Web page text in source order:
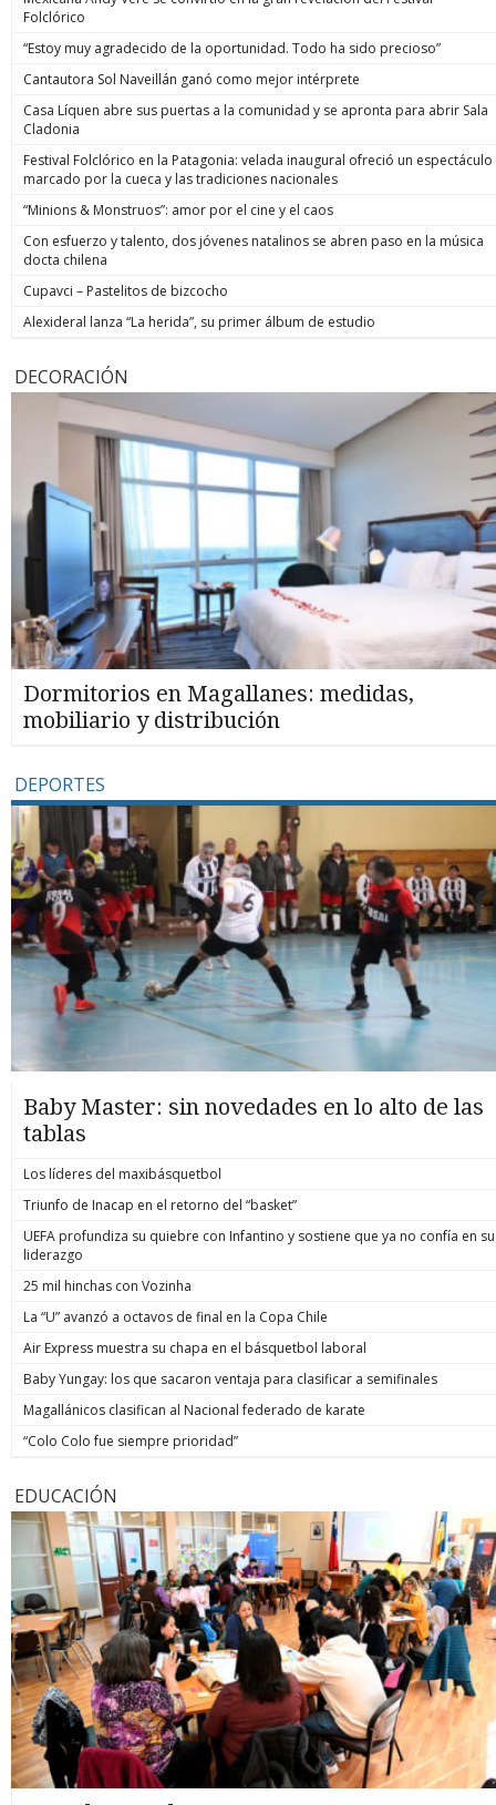
Folclórico
“Estoy muy agradecido de la oportunidad. Todo ha sido precioso”
Cantautora Sol Naveillán ganó como mejor intérprete
Casa Líquen abre sus puertas a la comunidad y se apronta para abrir Sala
Cladonia
Festival Folclórico en la Patagonia: velada inaugural ofreció un espectáculo
marcado por la cueca y las tradiciones nacionales
“Minions & Monstruos”: amor por el cine y el caos
Con esfuerzo y talento, dos jóvenes natalinos se abren paso en la música
docta chilena
Cupavci – Pastelitos de bizcocho
Alexideral lanza “La herida”, su primer álbum de estudio
DECORACIÓN
Dormitorios en Magallanes: medidas,
mobiliario y distribución
DEPORTES
Baby Master: sin novedades en lo alto de las
tablas
Los líderes del maxibásquetbol
Triunfo de Inacap en el retorno del “basket”
UEFA profundiza su quiebre con Infantino y sostiene que ya no confía en su
liderazgo
25 mil hinchas con Vozinha
La “U” avanzó a octavos de final en la Copa Chile
Air Express muestra su chapa en el básquetbol laboral
Baby Yungay: los que sacaron ventaja para clasificar a semifinales
Magallánicos clasifican al Nacional federado de karate
“Colo Colo fue siempre prioridad”
EDUCACIÓN